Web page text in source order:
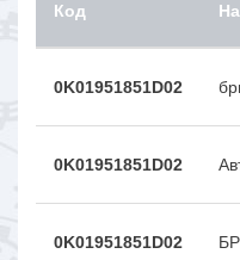
Код
0K01951851D02
0K01951851D02
0K01951851D02